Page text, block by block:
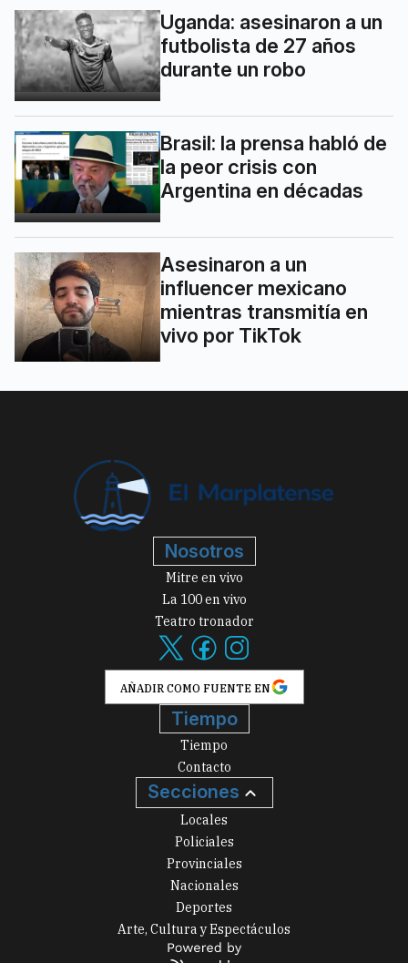
Uganda: asesinaron a un
futbolista de 27 años
durante un robo
Brasil: la prensa habló de
la peor crisis con
Argentina en décadas
Asesinaron a un
influencer mexicano
mientras transmitía en
vivo por TikTok
Nosotros
Mitre en vivo
La 100 en vivo
Teatro tronador
AÑADIR COMO FUENTE EN
Tiempo
Tiempo
Contacto
Secciones
Locales
Policiales
Provinciales
Nacionales
Deportes
Arte, Cultura y Espectáculos